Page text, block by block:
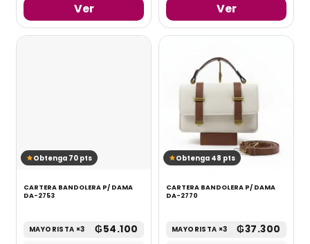
Ver Ver
Obtenga 70 pts
CARTERA BANDOLERA P/ DAMA
DA-2753
MAYORISTA ×3 ₲54.100
Obtenga 48 pts
CARTERA BANDOLERA P/ DAMA
DA-2770
MAYORISTA ×3 ₲37.300